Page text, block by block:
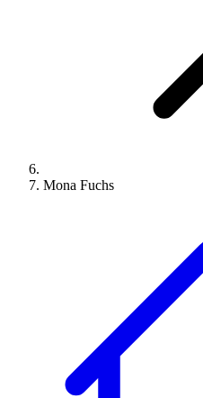
Mona Fuchs